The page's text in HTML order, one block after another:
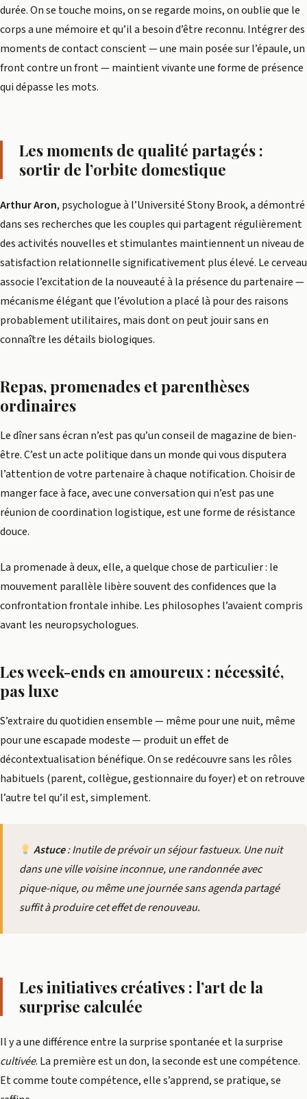
durée. On se touche moins, on se regarde moins, on oublie que le
corps a une mémoire et qu’il a besoin d’être reconnu. Intégrer des
moments de contact conscient — une main posée sur l’épaule, un
front contre un front — maintient vivante une forme de présence
qui dépasse les mots.
Les moments de qualité partagés :
sortir de l’orbite domestique
Arthur Aron, psychologue à l’Université Stony Brook, a démontré
dans ses recherches que les couples qui partagent régulièrement
des activités nouvelles et stimulantes maintiennent un niveau de
satisfaction relationnelle significativement plus élevé. Le cerveau
associe l’excitation de la nouveauté à la présence du partenaire —
mécanisme élégant que l’évolution a placé là pour des raisons
probablement utilitaires, mais dont on peut jouir sans en
connaître les détails biologiques.
Repas, promenades et parenthèses
ordinaires
Le dîner sans écran n’est pas qu’un conseil de magazine de bien-
être. C’est un acte politique dans un monde qui vous disputera
l’attention de votre partenaire à chaque notification. Choisir de
manger face à face, avec une conversation qui n’est pas une
réunion de coordination logistique, est une forme de résistance
douce.
La promenade à deux, elle, a quelque chose de particulier : le
mouvement parallèle libère souvent des confidences que la
confrontation frontale inhibe. Les philosophes l’avaient compris
avant les neuropsychologues.
Les week-ends en amoureux : nécessité,
pas luxe
S’extraire du quotidien ensemble — même pour une nuit, même
pour une escapade modeste — produit un effet de
décontextualisation bénéfique. On se redécouvre sans les rôles
habituels (parent, collègue, gestionnaire du foyer) et on retrouve
l’autre tel qu’il est, simplement.
Astuce: Inutile de prévoir un séjour fastueux. Une nuit
dans une ville voisine inconnue, une randonnée avec
pique-nique, ou même une journée sans agenda partagé
suffit à produire cet effet de renouveau.
Les initiatives créatives : l’art de la
surprise calculée
Il y a une différence entre la surprise spontanée et la surprise
cultivée. La première est un don, la seconde est une compétence.
Et comme toute compétence, elle s’apprend, se pratique, se